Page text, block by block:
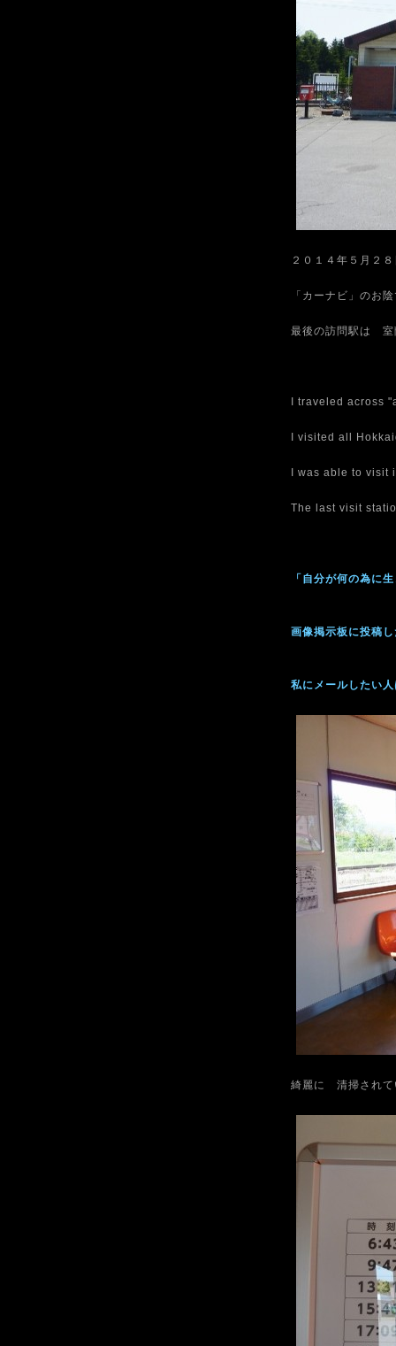
２０１４年５月２
「カーナビ」の
最後の訪問駅は
I traveled across
I visited all
I was able to
The last visit
「自分が何の為に
画像掲示板に投稿
私にメールしたい
綺麗に 清掃され